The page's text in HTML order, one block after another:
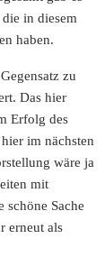
in diesem
haben.
zu
Das hier
Erfolg des
im nächsten
wäre ja
mit
schöne Sache
erneut als